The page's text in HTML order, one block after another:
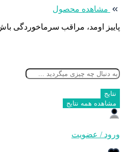
پرش
محتوا
مشاهده محصول
پاییز اومد، مراقب سرماخوردگی
جستجو
نتایج
مشاهده همه نتایج
ورود / عضویت